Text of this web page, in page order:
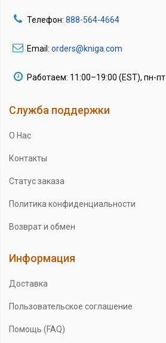
Телефон: 888-564-4664
Email: orders@kniga.com
Работаем: 11:00–19:00 (EST), пн-пт
Служба поддержки
О Нас
Контакты
Статус заказа
Политика конфиденциальности
Возврат и обмен
Информация
Доставка
Пользовательское соглашение
Помощь (FAQ)